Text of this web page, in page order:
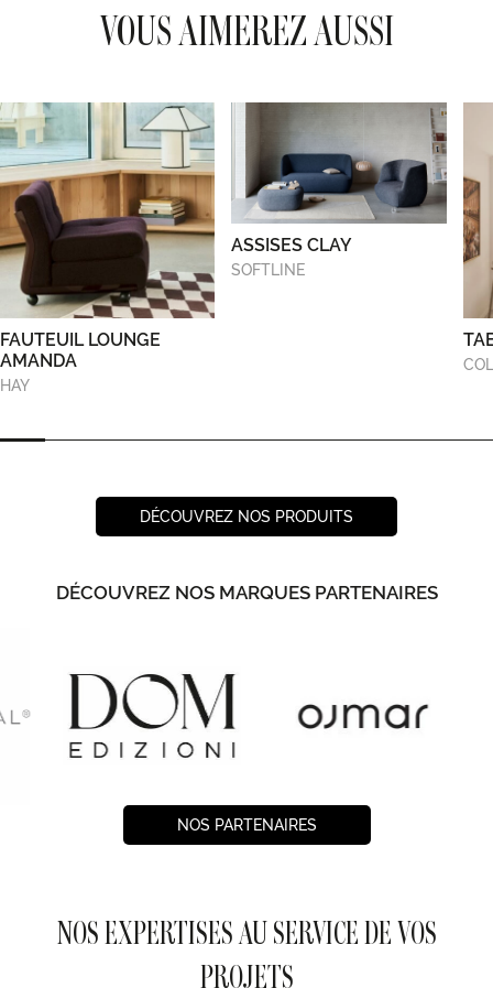
VOUS AIMEREZ AUSSI
FAUTEUIL LOUNGE
AMANDA
HAY
ASSISES CLAY
SOFTLINE
DÉCOUVREZ NOS PRODUITS
DÉCOUVREZ NOS MARQUES PARTENAIRES
NOS PARTENAIRES
NOS EXPERTISES AU SERVICE DE VOS
PROJETS